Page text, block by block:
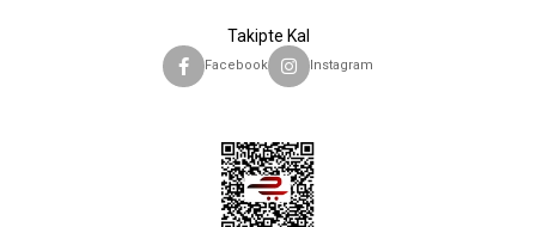
Takipte Kal
Facebook Instagram